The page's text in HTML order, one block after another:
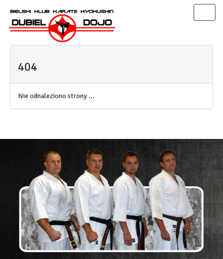
404
Nie odnaleziono strony ...